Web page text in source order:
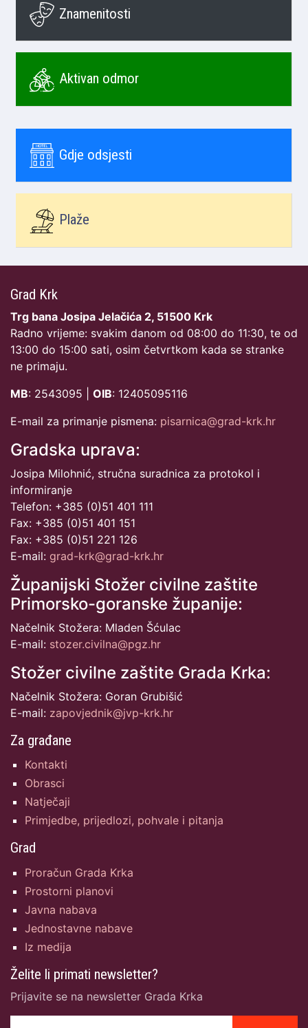
Znamenitosti
Aktivan odmor
Gdje odsjesti
Plaže
Grad Krk
Trg bana Josipa Jelačića 2, 51500 Krk
Radno vrijeme: svakim danom od 08:00 do 11:30, te od
13:00 do 15:00 sati, osim četvrtkom kada se stranke
ne primaju.
MB: 2543095 | OIB: 12405095116
E-mail za primanje pismena: pisarnica@grad-krk.hr
Gradska uprava:
Josipa Milohnić, stručna suradnica za protokol i
informiranje
Telefon: +385 (0)51 401 111
Fax: +385 (0)51 401 151
Fax: +385 (0)51 221 126
E-mail: grad-krk@grad-krk.hr
Županijski Stožer civilne zaštite
Primorsko-goranske županije:
Načelnik Stožera: Mladen Šćulac
E-mail: stozer.civilna@pgz.hr
Stožer civilne zaštite Grada Krka:
Načelnik Stožera: Goran Grubišić
E-mail: zapovjednik@jvp-krk.hr
Za građane
Kontakti
Obrasci
Natječaji
Primjedbe, prijedlozi, pohvale i pitanja
Grad
Proračun Grada Krka
Prostorni planovi
Javna nabava
Jednostavne nabave
Iz medija
Želite li primati newsletter?
Prijavite se na newsletter Grada Krka